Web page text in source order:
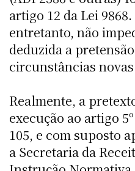
artigo 12 da Lei
entretanto, não
deduzida a
circunstâncias
Realmente, a
execução ao artigo
105, e com suposto
a Secretaria da